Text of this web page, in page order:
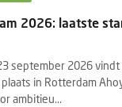
2026: laatste
september 2026
in Rotterdam
ambitieu...